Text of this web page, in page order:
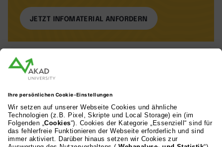
AKAD Bildungsgesellschaft mbH
Heilbronner Strasse 86